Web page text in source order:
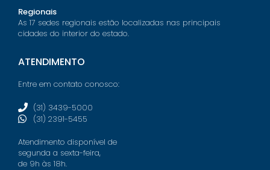
Regionais
As 17 sedes regionais estão localizadas nas principais
cidades do interior do estado.
ATENDIMENTO
Entre em contato conosco:
(31) 3439-5000
(31) 2391-5455
Atendimento disponível de
segunda a sexta-feira,
de 9h às 18h.